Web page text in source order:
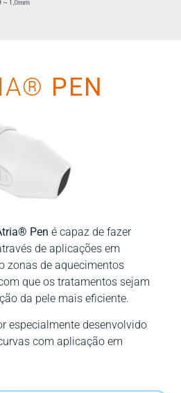
PEN
Pen é capaz de fazer
de aplicações em
zonas de aquecimentos
que os tratamentos sejam
da pele mais eficiente.
especialmente desenvolvido
com aplicação em